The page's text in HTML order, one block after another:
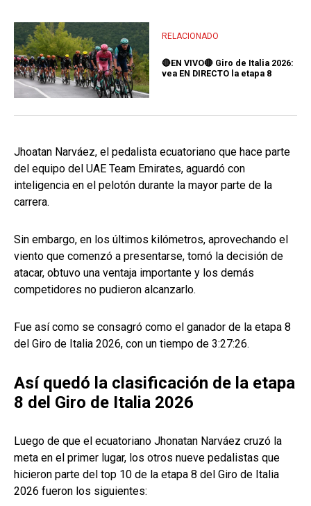
RELACIONADO
🔴EN VIVO🔴 Giro de Italia 2026:
vea EN DIRECTO la etapa 8
Jhoatan Narváez, el pedalista ecuatoriano que hace parte
del equipo del UAE Team Emirates, aguardó con
inteligencia en el pelotón durante la mayor parte de la
carrera.
Sin embargo, en los últimos kilómetros, aprovechando el
viento que comenzó a presentarse, tomó la decisión de
atacar, obtuvo una ventaja importante y los demás
competidores no pudieron alcanzarlo.
Fue así como se consagró como el ganador de la etapa 8
del Giro de Italia 2026, con un tiempo de 3:27:26.
Así quedó la clasificación de la etapa
8 del Giro de Italia 2026
Luego de que el ecuatoriano Jhonatan Narváez cruzó la
meta en el primer lugar, los otros nueve pedalistas que
hicieron parte del top 10 de la etapa 8 del Giro de Italia
2026 fueron los siguientes: